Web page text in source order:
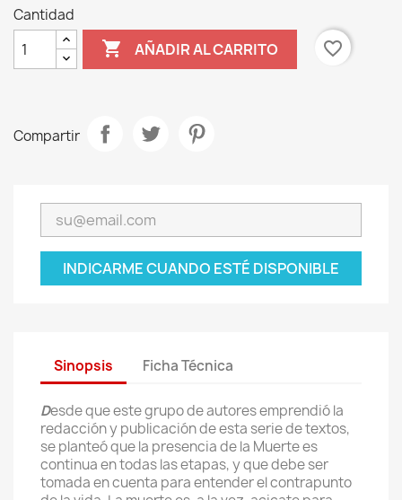
Cantidad
 AÑADIR AL CARRITO favorite_border
Compartir
INDICARME CUANDO ESTÉ DISPONIBLE
Sinopsis Ficha Técnica
Desde que este grupo de autores emprendió la
redacción y publicación de esta serie de textos,
se planteó que la presencia de la Muerte es
continua en todas las etapas, y que debe ser
tomada en cuenta para entender el contrapunto